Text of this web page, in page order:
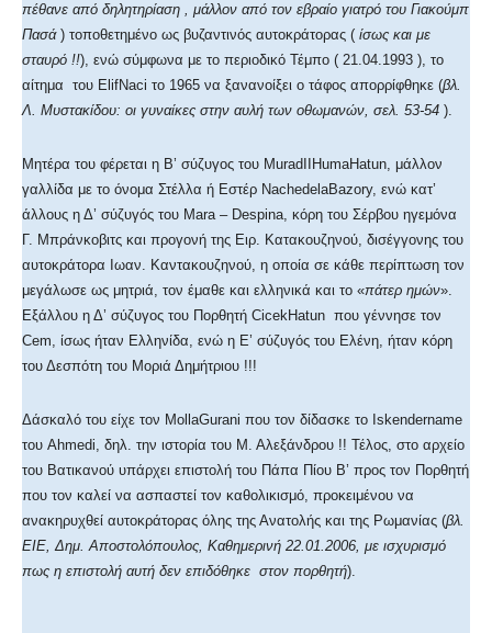
πέθανε από δηλητηρίαση , μάλλον από τον εβραίο γιατρό του Γιακούμπ
Πασά ) τοποθετημένο ως βυζαντινός αυτοκράτορας ( ίσως και με
σταυρό !!), ενώ σύμφωνα με το περιοδικό Τέμπο ( 21.04.1993 ), το
αίτημα του ElifNaci το 1965 να ξανανοίξει ο τάφος απορρίφθηκε (βλ.
Λ. Μυστακίδου: οι γυναίκες στην αυλή των οθωμανών, σελ. 53-54 ).
Μητέρα του φέρεται η Β’ σύζυγος του MuradIIHumaHatun, μάλλον
γαλλίδα με το όνομα Στέλλα ή Εστέρ NachedelaBazory, ενώ κατ’
άλλους η Δ’ σύζυγός του Mara – Despina, κόρη του Σέρβου ηγεμόνα
Γ. Μπράνκοβιτς και προγονή της Ειρ. Κατακουζηνού, δισέγγονης του
αυτοκράτορα Ιωαν. Καντακουζηνού, η οποία σε κάθε περίπτωση τον
μεγάλωσε ως μητριά, τον έμαθε και ελληνικά και το «πάτερ ημών».
Εξάλλου η Δ’ σύζυγος του Πορθητή CicekHatun που γέννησε τον
Cem, ίσως ήταν Ελληνίδα, ενώ η Ε’ σύζυγός του Ελένη, ήταν κόρη
του Δεσπότη του Μοριά Δημήτριου !!!
Δάσκαλό του είχε τον MollaGurani που τον δίδασκε το Iskendername
του Ahmedi, δηλ. την ιστορία του Μ. Αλεξάνδρου !! Τέλος, στο αρχείο
του Βατικανού υπάρχει επιστολή του Πάπα Πίου Β’ προς τον Πορθητή
που τον καλεί να ασπαστεί τον καθολικισμό, προκειμένου να
ανακηρυχθεί αυτοκράτορας όλης της Ανατολής και της Ρωμανίας (βλ.
ΕΙΕ, Δημ. Αποστολόπουλος, Καθημερινή 22.01.2006, με ισχυρισμό
πως η επιστολή αυτή δεν επιδόθηκε στον πορθητή).